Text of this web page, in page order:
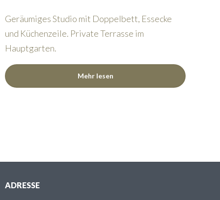
Geräumiges Studio mit Doppelbett, Essecke
und Küchenzeile. Private Terrasse im
Hauptgarten.
Mehr lesen
ADRESSE